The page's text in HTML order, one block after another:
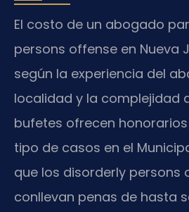
El costo de un abogado
persons offense en Nueva
según la experiencia del
localidad y la complejidad
bufetes ofrecen
tipo de casos en el
que los disorderly persons
conllevan penas de hasta